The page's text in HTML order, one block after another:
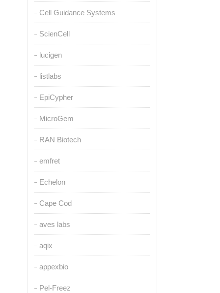
Cell Guidance Systems
ScienCell
lucigen
listlabs
EpiCypher
MicroGem
RAN Biotech
emfret
Echelon
Cape Cod
aves labs
aqix
appexbio
Pel-Freez